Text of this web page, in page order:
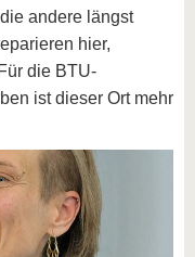
andere längst
hier,
die BTU-
ist dieser Ort mehr